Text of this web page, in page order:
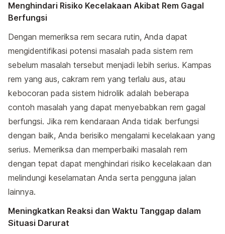
Menghindari Risiko Kecelakaan Akibat Rem Gagal
Berfungsi
Dengan memeriksa rem secara rutin, Anda dapat
mengidentifikasi potensi masalah pada sistem rem
sebelum masalah tersebut menjadi lebih serius. Kampas
rem yang aus, cakram rem yang terlalu aus, atau
kebocoran pada sistem hidrolik adalah beberapa
contoh masalah yang dapat menyebabkan rem gagal
berfungsi. Jika rem kendaraan Anda tidak berfungsi
dengan baik, Anda berisiko mengalami kecelakaan yang
serius. Memeriksa dan memperbaiki masalah rem
dengan tepat dapat menghindari risiko kecelakaan dan
melindungi keselamatan Anda serta pengguna jalan
lainnya.
Meningkatkan Reaksi dan Waktu Tanggap dalam
Situasi Darurat